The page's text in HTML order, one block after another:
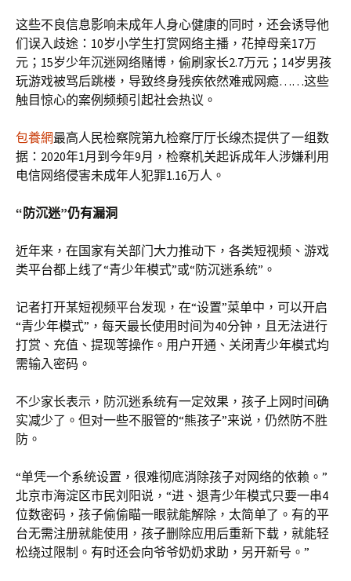
这些不良信息影响未成年人身心健康的同时，还会诱导他
们误入歧途：10岁小学生打赏网络主播，花掉母亲17万
元；15岁少年沉迷网络赌博，偷刷家长2.7万元；14岁男孩
玩游戏被骂后跳楼，导致终身残疾依然难戒网瘾……这些
触目惊心的案例频频引起社会热议。
包養網最高人民检察院第九检察厅厅长缐杰提供了一组数
据：2020年1月到今年9月，检察机关起诉成年人涉嫌利用
电信网络侵害未成年人犯罪1.16万人。
“防沉迷”仍有漏洞
近年来，在国家有关部门大力推动下，各类短视频、游戏
类平台都上线了“青少年模式”或“防沉迷系统”。
记者打开某短视频平台发现，在“设置”菜单中，可以开启
“青少年模式”，每天最长使用时间为40分钟，且无法进行
打赏、充值、提现等操作。用户开通、关闭青少年模式均
需输入密码。
不少家长表示，防沉迷系统有一定效果，孩子上网时间确
实减少了。但对一些不服管的“熊孩子”来说，仍然防不胜
防。
“单凭一个系统设置，很难彻底消除孩子对网络的依赖。”
北京市海淀区市民刘阳说，“进、退青少年模式只要一串4
位数密码，孩子偷偷瞄一眼就能解除，太简单了。有的平
台无需注册就能使用，孩子删除应用后重新下载，就能轻
松绕过限制。有时还会向爷爷奶奶求助，另开新号。”